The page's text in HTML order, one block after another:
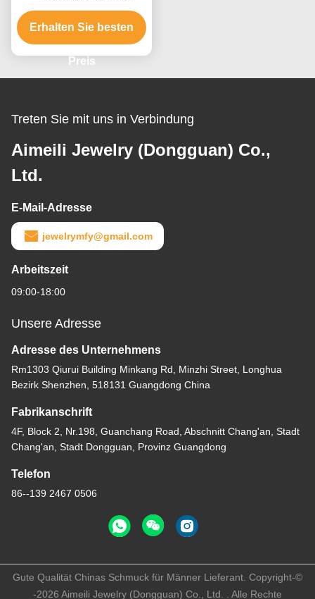
Schmuck für Männer mit
Rubin Kristallstein
Erhalten Sie besten
Preis
Treten Sie mit uns in Verbindung
Aimeili Jewelry (Dongguan) Co.,
Ltd.
E-Mail-Adresse
jewelrymfy@gmail.com
Arbeitszeit
09:00-18:00
Unsere Adresse
Adresse des Unternehmens
Rm1303 Qiurui Building Minkang Rd, Minzhi Street, Longhua
Bezirk Shenzhen, 518131 Guangdong China
Fabrikanschrift
4F, Block 2, Nr.198, Guanchang Road, Abschnitt Chang'an, Stadt
Chang'an, Stadt Dongguan, Provinz Guangdong
Telefon
86--139 2467 0506
Gute Qualität Chinas Schmuck für Männer Lieferant. Copyright-©
-2026 Aimeili Jewelry (Dongguan) Co., Ltd. . Alle Rechte